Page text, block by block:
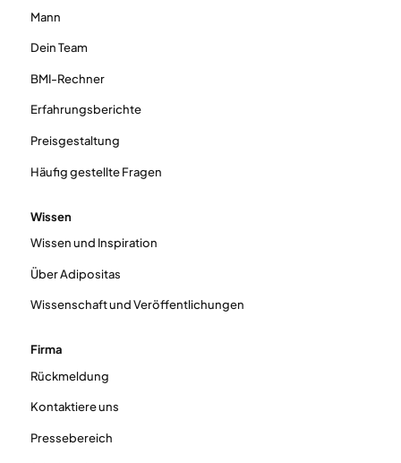
Mann
Dein Team
BMI-Rechner
Erfahrungsberichte
Preisgestaltung
Häufig gestellte Fragen
Wissen
Wissen und Inspiration
Über Adipositas
Wissenschaft und Veröffentlichungen
Firma
Rückmeldung
Kontaktiere uns
Pressebereich